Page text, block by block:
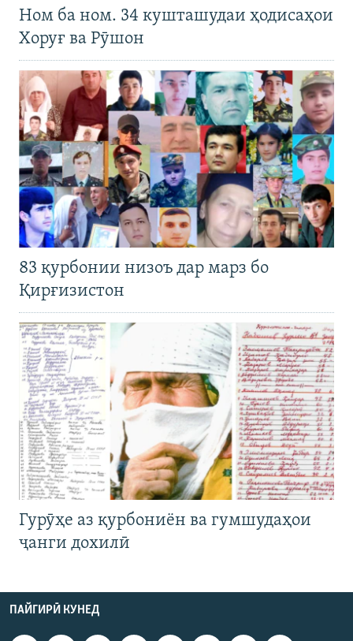
Ном ба ном. 34 кушташудаи ҳодисаҳои
Хоруғ ва Рӯшон
83 қурбонии низоъ дар марз бо
Қирғизистон
Гурӯҳе аз қурбониён ва гумшудаҳои
ҷанги дохилӣ
ПАЙГИРӢ КУНЕД